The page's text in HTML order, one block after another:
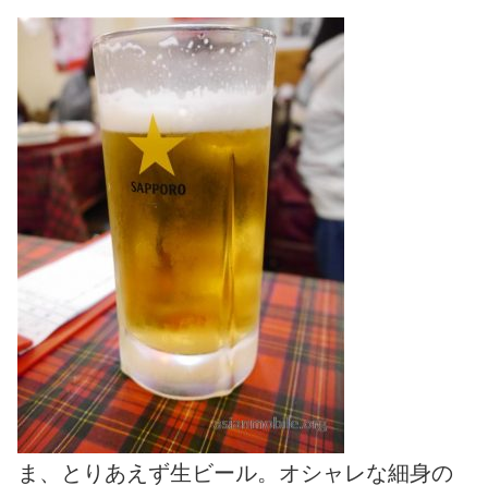
ま、とりあえず生ビール。オシャレな細身の